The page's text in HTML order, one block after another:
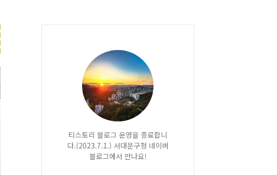
티스토리 블로그 운영을 종료합니
다.(2023.7.1.) 서대문구청 네이버
블로그에서 만나요!